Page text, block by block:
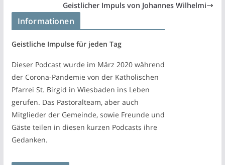
Geistlicher Impuls von Johannes Wilhelmi
Informationen
Geistliche Impulse für jeden Tag
Dieser Podcast wurde im März 2020 während
der Corona-Pandemie von der Katholischen
Pfarrei St. Birgid in Wiesbaden ins Leben
gerufen. Das Pastoralteam, aber auch
Mitglieder der Gemeinde, sowie Freunde und
Gäste teilen in diesen kurzen Podcasts ihre
Gedanken.